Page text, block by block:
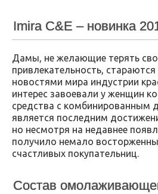
Imira C&E – новинка
Дамы, не желающие терять
привлекательность, стараются
новостями мира индустрии
интерес завоевали у женщин
средства с комбинированным
является последним
но несмотря на недавнее
получило немало
счастливых покупательниц.
Состав